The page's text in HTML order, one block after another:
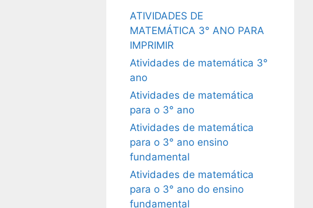
ATIVIDADES DE
MATEMÁTICA 3° ANO PARA
IMPRIMIR
Atividades de matemática 3°
ano
Atividades de matemática
para o 3° ano
Atividades de matemática
para o 3° ano ensino
fundamental
Atividades de matemática
para o 3° ano do ensino
fundamental